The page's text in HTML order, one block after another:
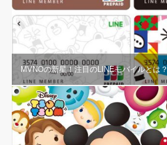
MVNOの新星！注目のLINEモバイルとは？